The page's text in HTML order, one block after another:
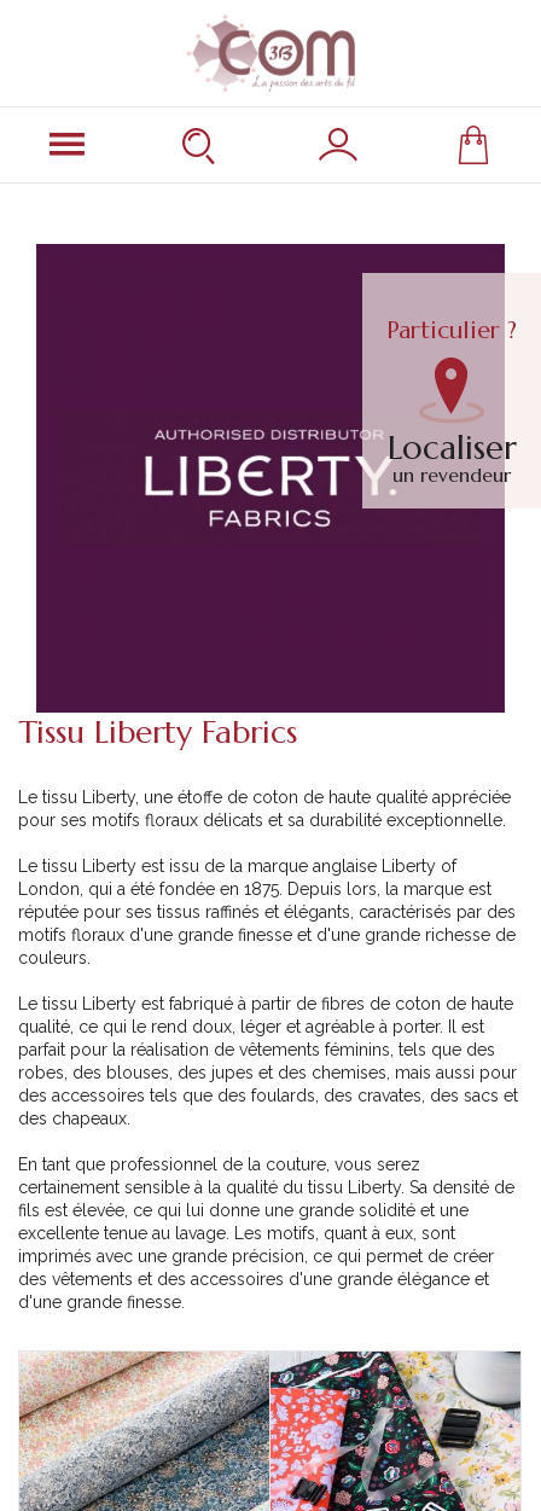
Particulier ?
Localiser
un revendeur
Tissu Liberty Fabrics
Le tissu Liberty, une étoffe de coton de haute qualité appréciée
pour ses motifs floraux délicats et sa durabilité exceptionnelle.
Le tissu Liberty est issu de la marque anglaise Liberty of
London, qui a été fondée en 1875. Depuis lors, la marque est
réputée pour ses tissus raffinés et élégants, caractérisés par des
motifs floraux d'une grande finesse et d'une grande richesse de
couleurs.
Le tissu Liberty est fabriqué à partir de fibres de coton de haute
qualité, ce qui le rend doux, léger et agréable à porter. Il est
parfait pour la réalisation de vêtements féminins, tels que des
robes, des blouses, des jupes et des chemises, mais aussi pour
des accessoires tels que des foulards, des cravates, des sacs et
des chapeaux.
En tant que professionnel de la couture, vous serez
certainement sensible à la qualité du tissu Liberty. Sa densité de
fils est élevée, ce qui lui donne une grande solidité et une
excellente tenue au lavage. Les motifs, quant à eux, sont
imprimés avec une grande précision, ce qui permet de créer
des vêtements et des accessoires d'une grande élégance et
d'une grande finesse.